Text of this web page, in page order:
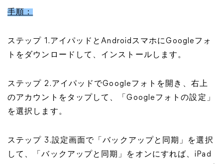
手順：
ステップ 1.アイパッドとAndroidスマホにGoogleフォ
トをダウンロードして、インストールします。
ステップ 2.アイパッドでGoogleフォトを開き、右上
のアカウントをタップして、「Googleフォトの設定」
を選択します。
ステップ 3.設定画面で「バックアップと同期」を選択
して、「バックアップと同期」をオンにすれば、iPad